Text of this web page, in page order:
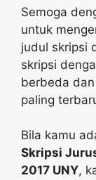
Semoga
untuk
judul skripsi
skripsi
berbeda
paling
Bila kamu
Skripsi
2017 UNY,